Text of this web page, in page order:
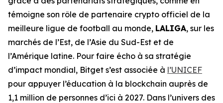
témoigne son rôle de partenaire crypto officiel de la
meilleure ligue de football au monde, LALIGA, sur les
marchés de l’Est, de l’Asie du Sud-Est et de
l’Amérique latine. Pour faire écho à sa stratégie
d’impact mondial, Bitget s’est associée à l’UNICEF
pour appuyer l’éducation à la blockchain auprès de
1,1 million de personnes d’ici à 2027. Dans l’univers des